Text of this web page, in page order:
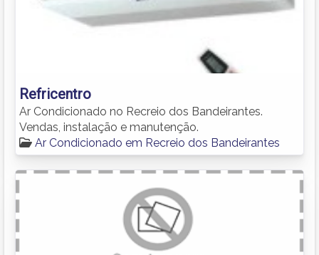
Refricentro
Ar Condicionado no Recreio dos Bandeirantes.
Vendas, instalação e manutenção.
Ar Condicionado em Recreio dos Bandeirantes